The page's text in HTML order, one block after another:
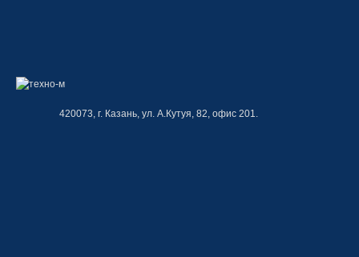
420073, г. Казань, ул. А.Кутуя, 82, офис 201.